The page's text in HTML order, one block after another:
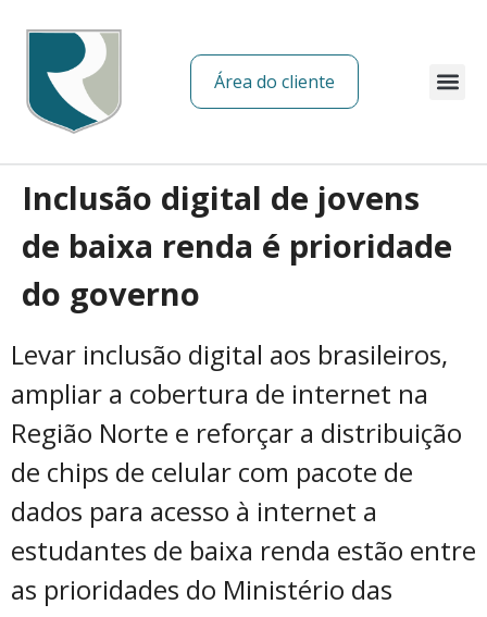
Área do cliente
Inclusão digital de jovens
de baixa renda é prioridade
do governo
Levar inclusão digital aos brasileiros,
ampliar a cobertura de internet na
Região Norte e reforçar a distribuição
de chips de celular com pacote de
dados para acesso à internet a
estudantes de baixa renda estão entre
as prioridades do Ministério das